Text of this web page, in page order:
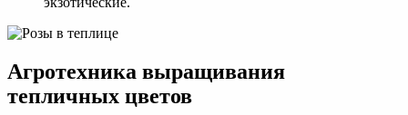
Агротехника выращивания
тепличных цветов